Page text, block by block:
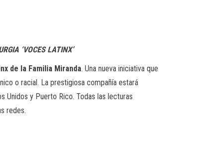
‘VOCES LATINX’
de la Familia Miranda. Una nueva iniciativa que
o racial. La prestigiosa compañía estará
Unidos y Puerto Rico. Todas las lecturas
redes.